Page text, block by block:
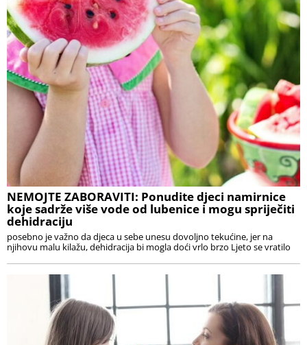
NEMOJTE ZABORAVITI: Ponudite djeci namirnice
koje sadrže više vode od lubenice i mogu spriječiti
dehidraciju
posebno je važno da djeca u sebe unesu dovoljno tekućine, jer na
njihovu malu kilažu, dehidracija bi mogla doći vrlo brzo Ljeto se vratilo